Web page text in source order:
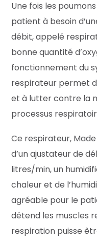
Une fois les
patient à besoin
débit, appelé
bonne quantité
fonctionnement du
respirateur permet
et à lutter contre la
processus
Ce respirateur,
d’un ajustateur de
litres/min, un
chaleur et de
agréable pour le
détend les muscles
respiration puisse